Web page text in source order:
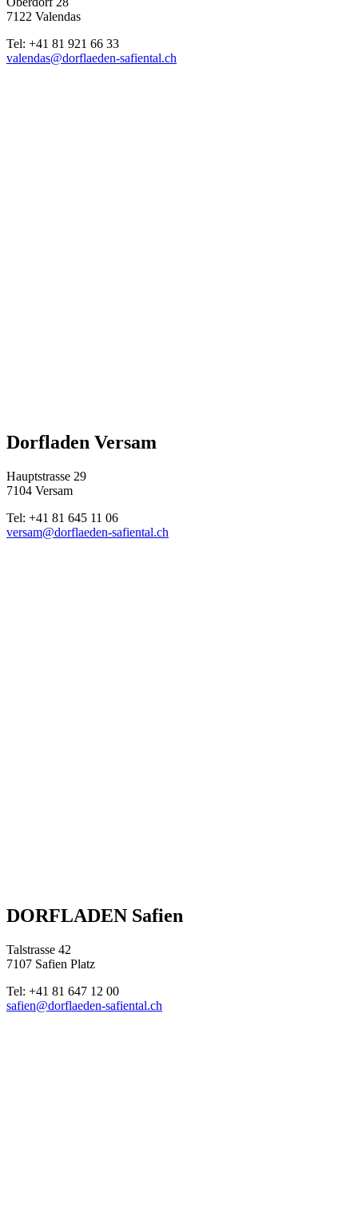
7122 Valendas
Tel: +41 81 921 66 33
valendas@dorflaeden-safiental.ch
Dorfladen Versam
Hauptstrasse 29
7104 Versam
Tel: +41 81 645 11 06
versam@dorflaeden-safiental.ch
DORFLADEN Safien
Talstrasse 42
7107 Safien Platz
Tel: +41 81 647 12 00
safien@dorflaeden-safiental.ch